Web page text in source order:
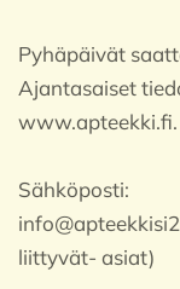
Pyhäpäivät
Ajantasaiset
www.apteekki.fi.
Sähköposti:
liittyvät- asiat)